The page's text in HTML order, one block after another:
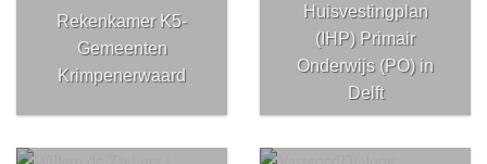
Rekenkamer K5-
Gemeenten
Krimpenerwaard
Huisvestingplan
(IHP) Primair
Onderwijs (PO) in
Delft